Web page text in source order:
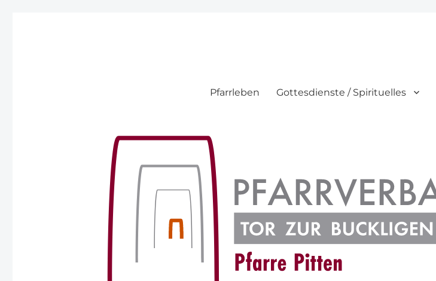
Pfarrleben Gottesdienste / Spirituelles